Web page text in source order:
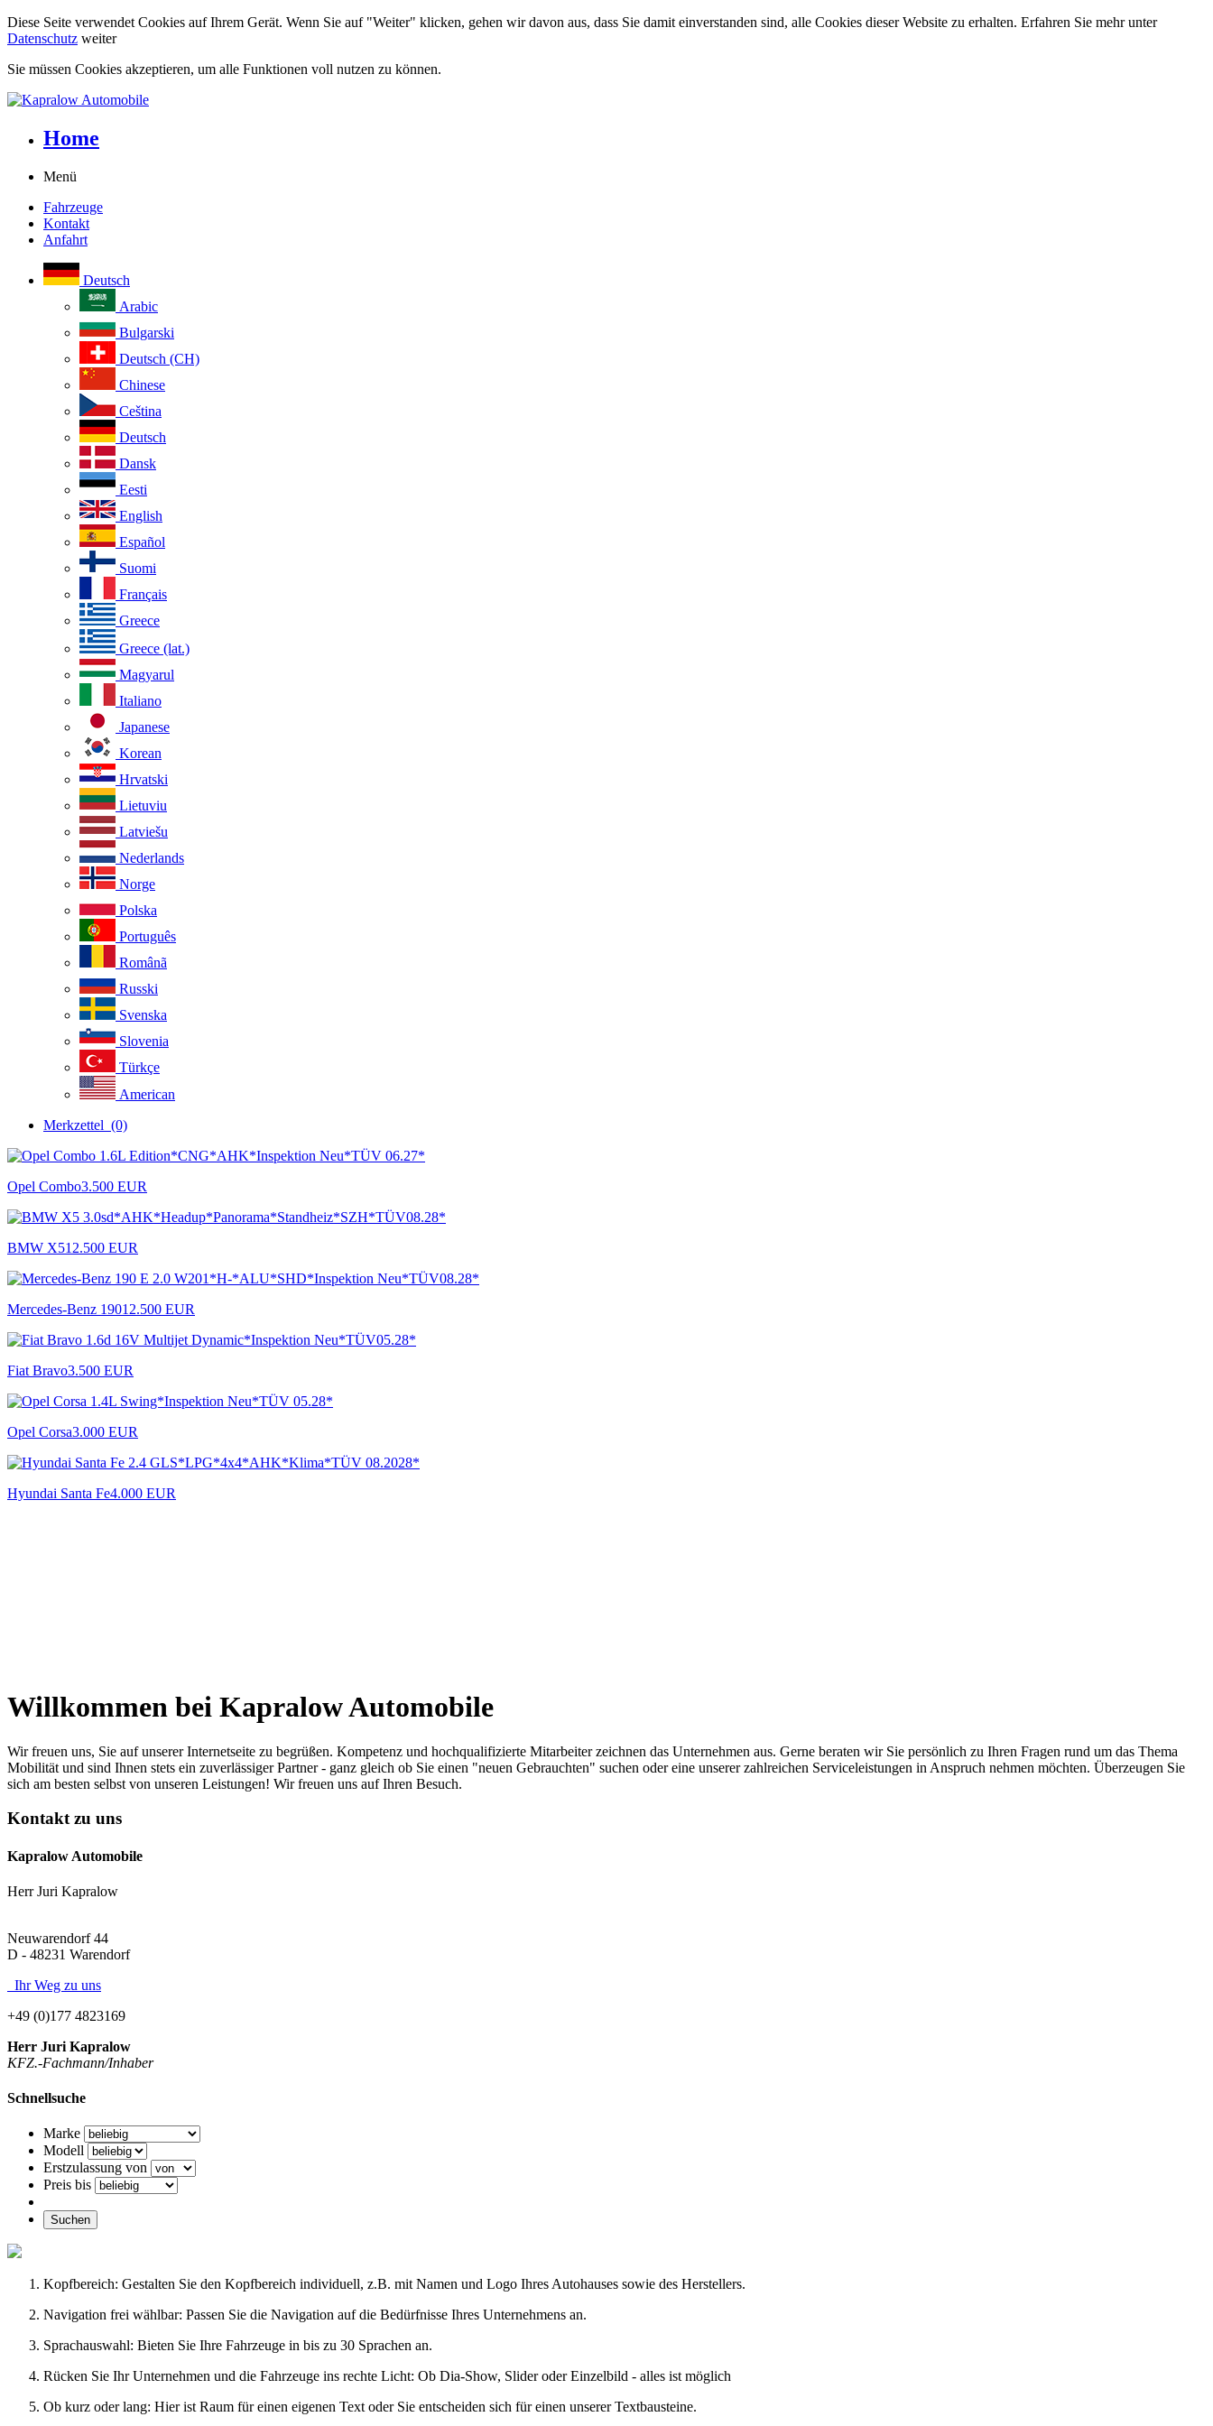
Diese Seite verwendet Cookies auf Ihrem Gerät. Wenn Sie auf "Weiter" klicken, gehen wir davon aus, dass Sie damit einverstanden sind, alle Cookies dieser Website zu erhalten. Erfahren Sie mehr unter
Datenschutz weiter
Sie müssen Cookies akzeptieren, um alle Funktionen voll nutzen zu können.
Home
Menü
Fahrzeuge
Kontakt
Anfahrt
Deutsch
Arabic
Bulgarski
Deutsch (CH)
Chinese
Ceština
Deutsch
Dansk
Eesti
English
Español
Suomi
Français
Greece
Greece (lat.)
Magyarul
Italiano
Japanese
Korean
Hrvatski
Lietuviu
Latviešu
Nederlands
Norge
Polska
Português
Românã
Russki
Svenska
Slovenia
Türkçe
American
Merkzettel (0)
Opel Combo3.500 EUR
BMW X512.500 EUR
Mercedes-Benz 19012.500 EUR
Fiat Bravo3.500 EUR
Opel Corsa3.000 EUR
Hyundai Santa Fe4.000 EUR
Mitsubishi Space Star5.590 EUR
Suzuki SX44.800 EUR
Mercedes-Benz E 200
Mercedes-Benz 22012.500 EUR
VW Golf4.800 EUR
Willkommen bei Kapralow Automobile
Wir freuen uns, Sie auf unserer Internetseite zu begrüßen. Kompetenz und hochqualifizierte Mitarbeiter zeichnen das Unternehmen aus. Gerne beraten wir Sie persönlich zu Ihren Fragen rund um das Thema
Mobilität und sind Ihnen stets ein zuverlässiger Partner - ganz gleich ob Sie einen "neuen Gebrauchten" suchen oder eine unserer zahlreichen Serviceleistungen in Anspruch nehmen möchten. Überzeugen Sie
sich am besten selbst von unseren Leistungen! Wir freuen uns auf Ihren Besuch.
Kontakt zu uns
Kapralow Automobile
Herr Juri Kapralow
Neuwarendorf 44
D - 48231 Warendorf
Ihr Weg zu uns
+49 (0)177 4823169
Herr Juri Kapralow
KFZ.-Fachmann/Inhaber
Schnellsuche
Marke
Modell
Erstzulassung von
Preis bis
Suchen
Kopfbereich: Gestalten Sie den Kopfbereich individuell, z.B. mit Namen und Logo Ihres Autohauses sowie des Herstellers.
Navigation frei wählbar: Passen Sie die Navigation auf die Bedürfnisse Ihres Unternehmens an.
Sprachauswahl: Bieten Sie Ihre Fahrzeuge in bis zu 30 Sprachen an.
Rücken Sie Ihr Unternehmen und die Fahrzeuge ins rechte Licht: Ob Dia-Show, Slider oder Einzelbild - alles ist möglich
Ob kurz oder lang: Hier ist Raum für einen eigenen Text oder Sie entscheiden sich für einen unserer Textbausteine.